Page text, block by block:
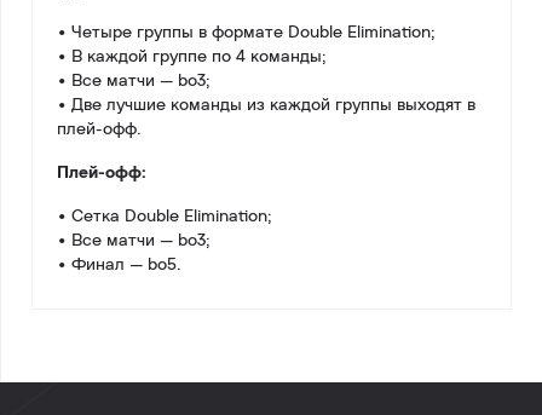
• Четыре группы в формате Double Elimination;
• В каждой группе по 4 команды;
• Все матчи — bo3;
• Две лучшие команды из каждой группы выходят в
плей-офф.
Плей-офф:
• Сетка Double Elimination;
• Все матчи — bo3;
• Финал — bo5.